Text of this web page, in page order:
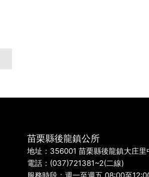
苗栗縣後龍鎮公所
地址：356001 苗栗縣後龍鎮大庄里
電話：(037)721381~2(二線)